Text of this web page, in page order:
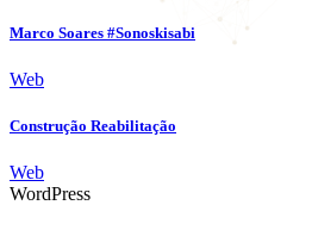
Marco Soares #Sonoskisabi
Web
Construção Reabilitação
Web
WordPress